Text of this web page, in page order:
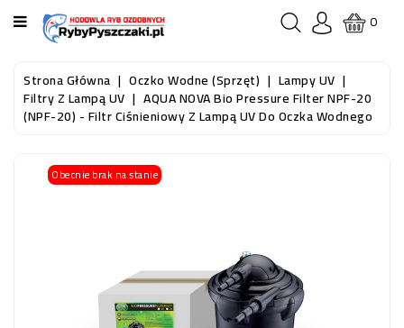
KATEGORIA
STRONA
GŁÓWNA
AKWARIOWE
0
Strona Główna Oczko Wodne (sprzęt) Lampy UV
Filtry Z Lampą UV AQUA NOVA Bio Pressure Filter NPF-20
(NPF-20) - Filtr Ciśnieniowy Z Lampą UV Do Oczka Wodnego
Obecnie brak na stanie